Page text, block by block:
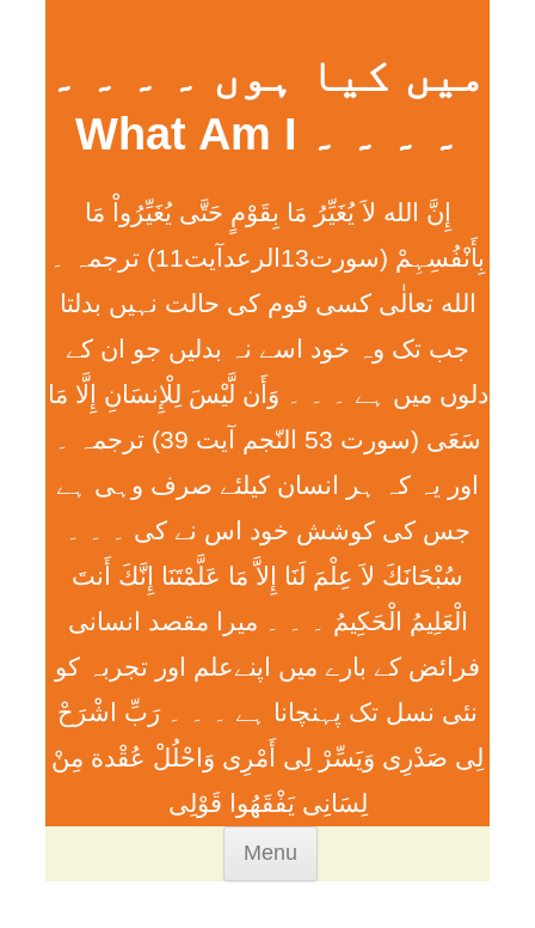
میں کیا ہوں ۔ ۔ ۔ ۔
۔ ۔ ۔ ۔ What Am I
إِنَّ الله لاَ يُغَيِّرُ مَا بِقَوْمٍ حَتَّی يُغَيِّرُواْ مَا
بِأَنْفُسِہِمْ (سورت13الرعدآیت11) ترجمہ ۔
الله تعالٰی کسی قوم کی حالت نہیں بدلتا
جب تک وہ خود اسے نہ بدلیں جو ان کے
دلوں میں ہے ۔ ۔ ۔ وَأَن لَّيْسَ لِلْإِنسَانِ إِلَّا مَا
سَعَی (سورت 53 النّجم آیت 39) ترجمہ ۔
اور یہ کہ ہر انسان کیلئے صرف وہی ہے
جس کی کوشش خود اس نے کی ۔ ۔ ۔
سُبْحَانَكَ لاَ عِلْمَ لَنَا إِلاَّ مَا عَلَّمْتَنَا إِنَّكَ أَنتَ
الْعَلِيمُ الْحَكِيمُ ۔ ۔ ۔ ميرا مقصد انسانی
فرائض کے بارے میں اپنےعلم اور تجربہ کو
نئی نسل تک پہنچانا ہے ۔ ۔ ۔ رَبِّ اشْرَحْ
لِی صَدْرِی وَيَسِّرْ لِی أَمْرِی وَاحْلُلْ عُقْدة مِنْ
لِسَانِی يَفْقَھُوا قَوْلِی
Menu
content